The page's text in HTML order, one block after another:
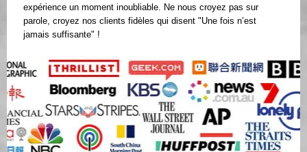
expérience un moment inoubliable. Ne nous croyez pas sur
parole, croyez nos clients fidèles qui disent "Une fois n’est
jamais suffisante" !